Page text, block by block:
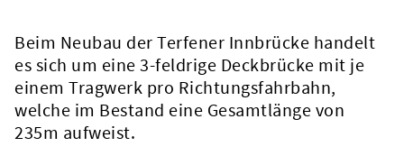
Beim Neubau der Terfener Innbrücke handelt
es sich um eine 3-feldrige Deckbrücke mit je
einem Tragwerk pro Richtungsfahrbahn,
welche im Bestand eine Gesamtlänge von
235m aufweist.